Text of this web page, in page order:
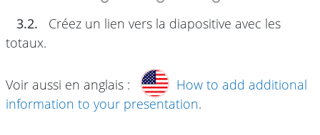
3.2.
Créez un lien vers la diapositive avec les
totaux.
Voir aussi en anglais :
How to add additional
information to your presentation.